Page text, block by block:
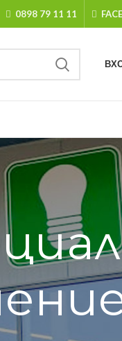
0898 79 11 11